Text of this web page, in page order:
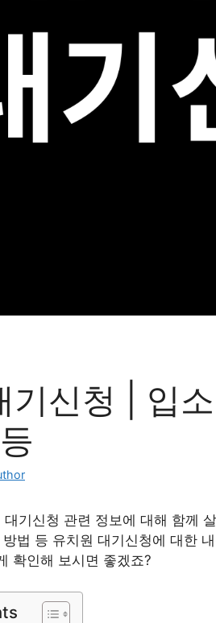
기신청 | 입
기신청 관련 정보에 대해 함께
법 등 유치원 대기신청에 대한
확인해 보시면 좋겠죠?